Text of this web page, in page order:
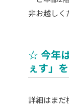
非お越しく
☆ 今年
ぇす」
詳細はまだ